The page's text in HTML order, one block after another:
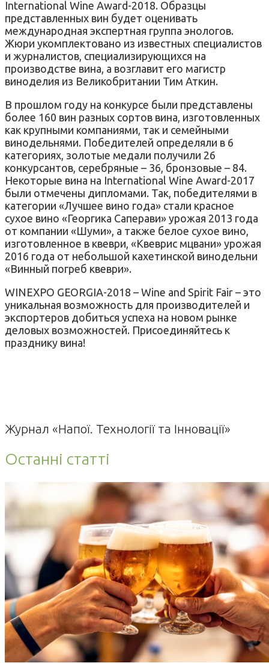
International Wine Award-2018. Образцы
представленных вин будет оценивать
международная экспертная группа энологов.
Жюри укомплектовано из известных специалистов
и журналистов, специализирующихся на
производстве вина, а возглавит его магистр
виноделия из Великобритании Тим Аткин.
В прошлом году на конкурсе были представлены
более 160 вин разных сортов вина, изготовленных
как крупными компаниями, так и семейными
винодельнями. Победителей определяли в 6
категориях, золотые медали получили 26
конкурсантов, серебряные – 36, бронзовые – 84.
Некоторые вина на International Wine Award-2017
были отмечены дипломами. Так, победителями в
категории «Лучшее вино года» стали красное
сухое вино «Георгика Саперави» урожая 2013 года
от компании «Шуми», а также белое сухое вино,
изготовленное в квеври, «Квеврис мцвани» урожая
2016 года от небольшой кахетинской винодельни
«Винный погреб квеври».
WINEXPO GEORGIA-2018 – Wine and Spirit Fair – это
уникальная возможность для производителей и
экспортеров добиться успеха на новом рынке
деловых возможностей. Присоединяйтесь к
празднику вина!
Журнал «Напої. Технології та Інновації»
Останні статті